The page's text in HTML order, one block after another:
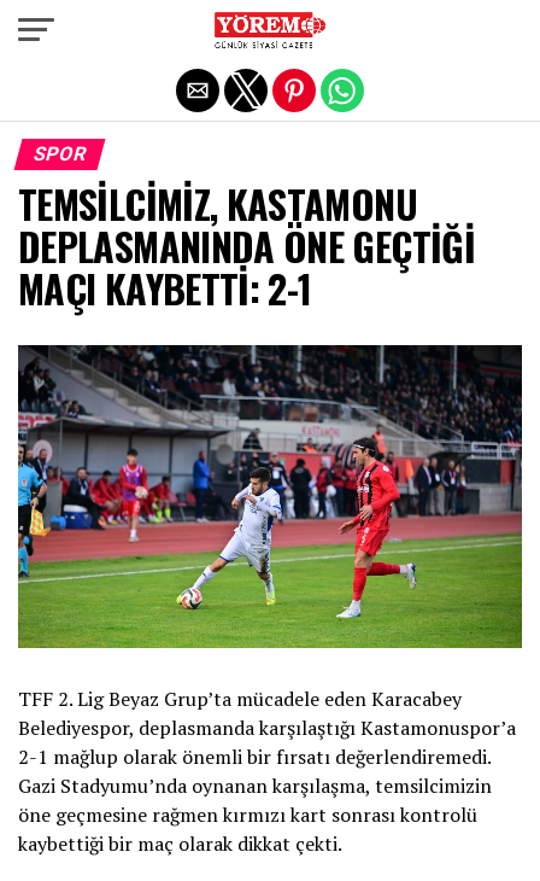
SPOR
TEMSİLCİMİZ, KASTAMONU
DEPLASMANINDA ÖNE GEÇTİĞİ
MAÇI KAYBETTİ: 2-1
TFF 2. Lig Beyaz Grup’ta mücadele eden Karacabey
Belediyespor, deplasmanda karşılaştığı Kastamonuspor’a
2-1 mağlup olarak önemli bir fırsatı değerlendiremedi.
Gazi Stadyumu’nda oynanan karşılaşma, temsilcimizin
öne geçmesine rağmen kırmızı kart sonrası kontrolü
kaybettiği bir maç olarak dikkat çekti.
Exit mobile version